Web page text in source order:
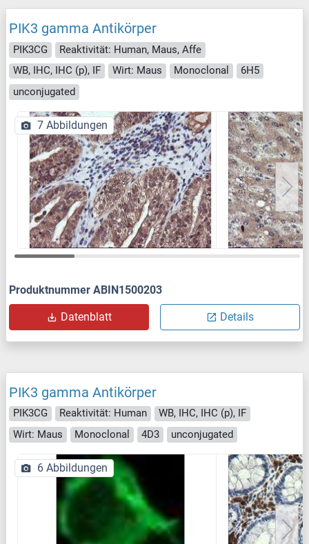
PIK3 gamma Antikörper
PIK3CG
Reaktivität: Human, Maus, Affe
WB, IHC, IHC (p), IF
Wirt: Maus Monoclonal
6H5
unconjugated
7 Abbildungen
Produktnummer ABIN1500203
Datenblatt Details
PIK3 gamma Antikörper
PIK3CG Reaktivität: Human
WB, IHC, IHC (p), IF
Wirt: Maus
Monoclonal 4D3 unconjugated
6 Abbildungen